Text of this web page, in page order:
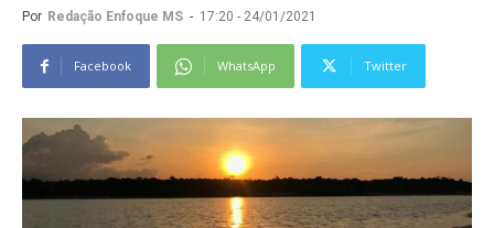
Por Redação Enfoque MS - 17:20 - 24/01/2021
Facebook WhatsApp Twitter